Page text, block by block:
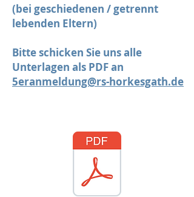
(bei geschiedenen / getrennt
lebenden Eltern)
Bitte schicken Sie uns alle
Unterlagen als PDF an
5eranmeldung@rs-horkesgath.de